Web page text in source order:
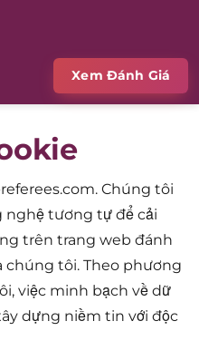
Xem Đánh Giá
Chúng tôi
nghệ tương tự để cải
trên trang web đánh
chúng tôi. Theo phương
việc minh bạch về dữ
dựng niềm tin với độc